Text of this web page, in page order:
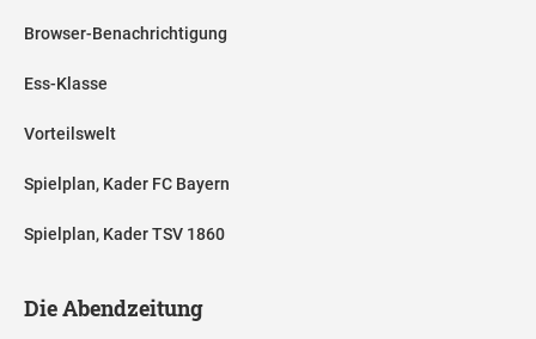
Browser-Benachrichtigung
Ess-Klasse
Vorteilswelt
Spielplan, Kader FC Bayern
Spielplan, Kader TSV 1860
Die Abendzeitung